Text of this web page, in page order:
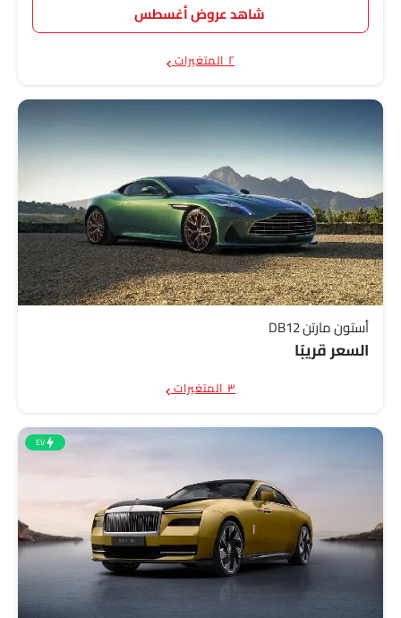
شاهد عروض أغسطس
٢ المتغيرات
أستون مارتن DB12
السعر قريبًا
٣ المتغيرات
EV